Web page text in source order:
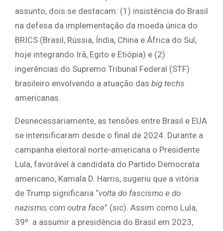
assunto, dois se destacam: (1) insistência do Brasil
na defesa da implementação da moeda única do
BRICS (Brasil, Rússia, Índia, China e África do Sul,
hoje integrando Irã, Egito e Etiópia) e (2)
ingerências do Supremo Tribunal Federal (STF)
brasileiro envolvendo a atuação das big techs
americanas.
Desnecessariamente, as tensões entre Brasil e EUA
se intensificaram desde o final de 2024. Durante a
campanha eleitoral norte-americana o Presidente
Lula, favorável à candidata do Partido Democrata
americano, Kamala D. Harris, sugeriu que a vitória
de Trump significaria “volta do fascismo e do
nazismo, com outra face” (sic). Assim como Lula,
39º. a assumir a presidência do Brasil em 2023,